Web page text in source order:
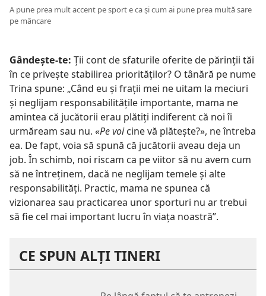
A pune prea mult accent pe sport e ca și cum ai pune prea multă sare
pe mâncare
Gândește-te: Ții cont de sfaturile oferite de părinții tăi
în ce privește stabilirea priorităților? O tânără pe nume
Trina spune: „Când eu și frații mei ne uitam la meciuri
și neglijam responsabilitățile importante, mama ne
amintea că jucătorii erau plătiți indiferent că noi îi
urmăream sau nu. «Pe voicine vă plătește?», ne întreba
ea. De fapt, voia să spună că jucătorii aveau deja un
job. În schimb, noi riscam ca pe viitor să nu avem cum
să ne întreținem, dacă ne neglijam temele și alte
responsabilități. Practic, mama ne spunea că
vizionarea sau practicarea unor sporturi nu ar trebui
să fie cel mai important lucru în viața noastră”.
CE SPUN ALȚI TINERI